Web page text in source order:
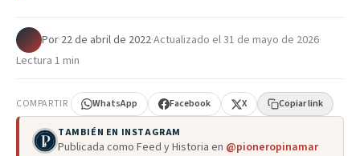
Por·22 de abril de 2022·Actualizado el31 de mayo de 2026·
Lectura 1 min
COMPARTIR WhatsApp Facebook X Copiar link
TAMBIÉN EN INSTAGRAM
Publicada como Feed y Historia en @pioneropinamar